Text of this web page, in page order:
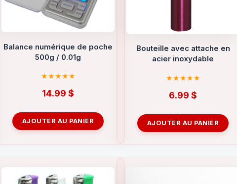
Balance numérique de poche
500g / 0.01g
14.99 $
AJOUTER AU PANIER
Bouteille avec attache en
acier inoxydable
6.99 $
AJOUTER AU PANIER